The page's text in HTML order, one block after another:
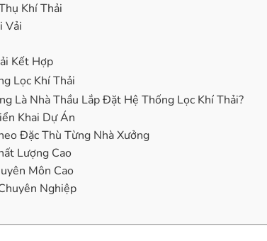
Khí Thải
Vải
Kết Hợp
Lọc Khí Thải
Là Nhà Thầu Lắp Đặt Hệ Thống Lọc Khí Thải?
Khai Dự Án
Đặc Thù Từng Nhà Xưởng
Lượng Cao
Môn Cao
Nghiệp